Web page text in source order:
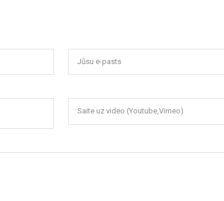
Jūsu e-pasts
Saite uz video (Youtube,Vimeo)